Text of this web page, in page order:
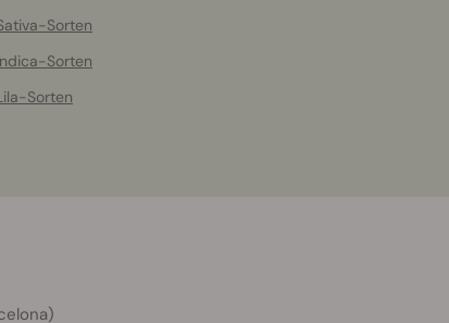
Sorten
Sorten
Sorten